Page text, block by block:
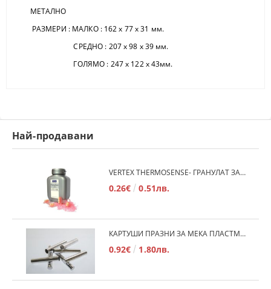
МЕТАЛНО
РАЗМЕРИ : МАЛКО : 162 х 77 х 31 мм.
СРЕДНО : 207 х 98 х 39 мм.
ГОЛЯМО : 247 х 122 х 43мм.
Най-продавани
VERTEX THERMOSENSE- ГРАНУЛАТ ЗА МЕКИ ПРОТЕЗИ
0.26€ 0.51лв.
КАРТУШИ ПРАЗНИ ЗА МЕКА ПЛАСТМАСА
0.92€ 1.80лв.